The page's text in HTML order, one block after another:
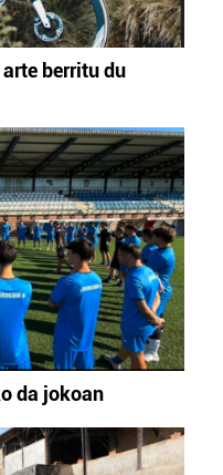
berritu du
da jokoan